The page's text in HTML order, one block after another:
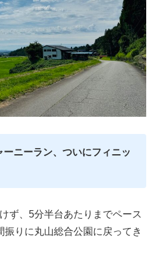
ニーラン、ついにフィニッ
ず、5分半台あたりまでペース
振りに丸山総合公園に戻ってき